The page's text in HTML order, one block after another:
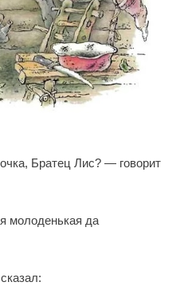
Братец Лис? — говорит
молоденькая да